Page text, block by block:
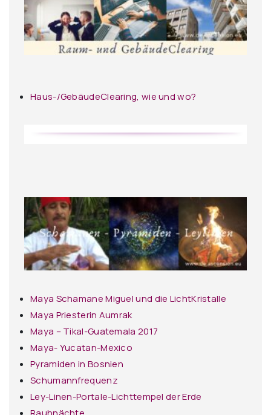
Haus-/GebäudeClearing, wie und wo?
Maya Schamane Miguel und die LichtKristalle
Maya Priesterin Aumrak
Maya – Tikal-Guatemala 2017
Maya- Yucatan-Mexico
Pyramiden in Bosnien
Schumannfrequenz
Ley-Linen-Portale-Lichttempel der Erde